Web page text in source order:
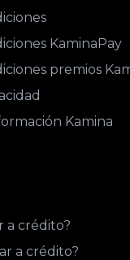
KaminaPay
premios
Kamina
a crédito?
a crédito?